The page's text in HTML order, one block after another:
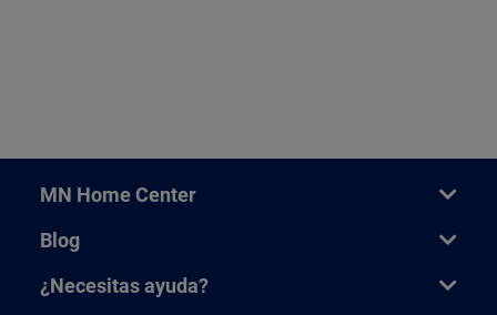
MN Home Center
Blog
¿Necesitas ayuda?